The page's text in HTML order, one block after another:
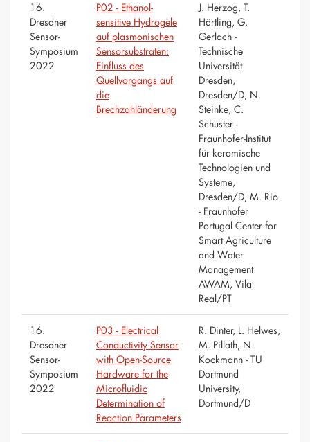
16.
Dresdner
Sensor-
Symposium
2022
P02 - Ethanol-
sensitive Hydrogele
auf plasmonischen
Sensorsubstraten:
Einfluss des
Quellvorgangs auf
die
Brechzahländerung
J. Herzog, T.
Härtling, G.
Gerlach -
Technische
Universität
Dresden,
Dresden/D, N.
Steinke, C.
Schuster -
Fraunhofer-Institut
für keramische
Technologien und
Systeme,
Dresden/D, M. Rio
- Fraunhofer
Portugal Center for
Smart Agriculture
and Water
Management
AWAM, Vila
Real/PT
16.
Dresdner
Sensor-
Symposium
2022
P03 - Electrical
Conductivity Sensor
with Open-Source
Hardware for the
Microfluidic
Determination of
Reaction Parameters
R. Dinter, L. Helwes,
M. Pillath, N.
Kockmann - TU
Dortmund
University,
Dortmund/D